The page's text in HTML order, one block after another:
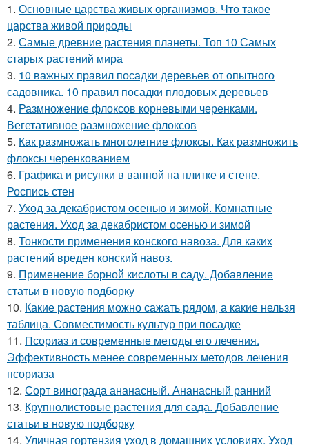
1. Основные царства живых организмов. Что такое
царства живой природы
2. Самые древние растения планеты. Топ 10 Самых
старых растений мира
3. 10 важных правил посадки деревьев от опытного
садовника. 10 правил посадки плодовых деревьев
4. Размножение флоксов корневыми черенками.
Вегетативное размножение флоксов
5. Как размножать многолетние флоксы. Как размножить
флоксы черенкованием
6. Графика и рисунки в ванной на плитке и стене.
Роспись стен
7. Уход за декабристом осенью и зимой. Комнатные
растения. Уход за декабристом осенью и зимой
8. Тонкости применения конского навоза. Для каких
растений вреден конский навоз.
9. Применение борной кислоты в саду. Добавление
статьи в новую подборку
10. Какие растения можно сажать рядом, а какие нельзя
таблица. Совместимость культур при посадке
11. Псориаз и современные методы его лечения.
Эффективность менее современных методов лечения
псориаза
12. Сорт винограда ананасный. Ананасный ранний
13. Крупнолистовые растения для сада. Добавление
статьи в новую подборку
14. Уличная гортензия уход в домашних условиях. Уход